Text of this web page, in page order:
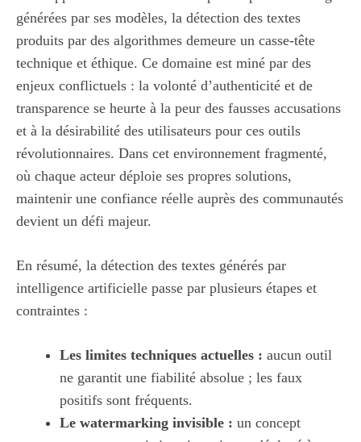
générées par ses modèles, la détection des textes
produits par des algorithmes demeure un casse-tête
technique et éthique. Ce domaine est miné par des
enjeux conflictuels : la volonté d’authenticité et de
transparence se heurte à la peur des fausses accusations
et à la désirabilité des utilisateurs pour ces outils
révolutionnaires. Dans cet environnement fragmenté,
où chaque acteur déploie ses propres solutions,
maintenir une confiance réelle auprès des communautés
devient un défi majeur.
En résumé, la détection des textes générés par
intelligence artificielle passe par plusieurs étapes et
contraintes :
Les limites techniques actuelles : aucun outil
ne garantit une fiabilité absolue ; les faux
positifs sont fréquents.
Le watermarking invisible : un concept